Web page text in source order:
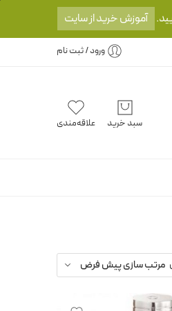
آموزش خرید از سایت
ورود / ثبت نام
سبد خرید علاقه‌مندی
مرتب سازی پیش فرض